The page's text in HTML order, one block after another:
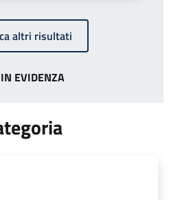
altri risultati
EVIDENZA